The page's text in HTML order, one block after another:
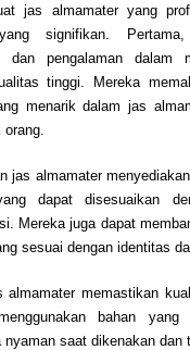
jas almamater yang
signifikan.
dan pengalaman dalam
tinggi. Mereka
menarik dalam jas
jas almamater
dapat disesuaikan
Mereka juga dapat
sesuai dengan identitas
almamater memastikan
bahan yang
saat dikenakan dan